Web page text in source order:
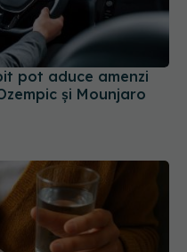
pot aduce amenzi
și Mounjaro